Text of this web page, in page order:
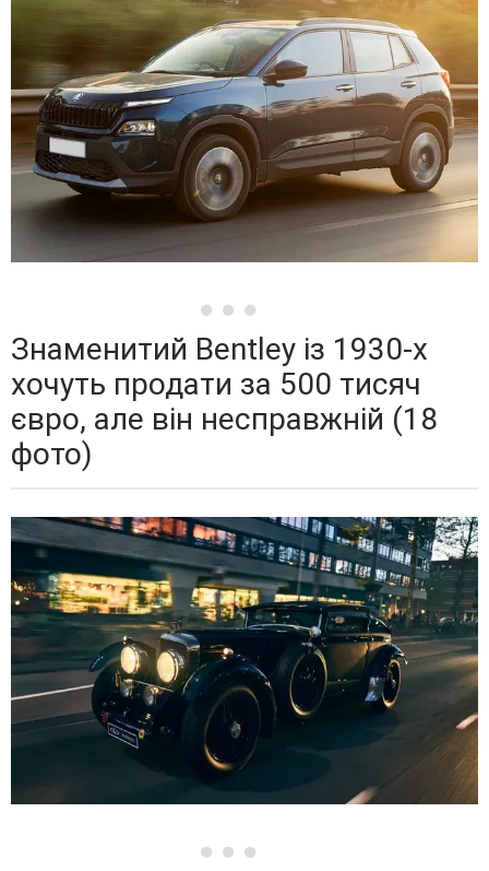
Знаменитий Bentley із 1930-х
хочуть продати за 500 тисяч
євро, але він несправжній (18
фото)